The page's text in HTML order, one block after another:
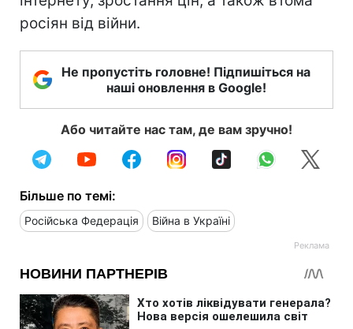
росіян від війни.
Не пропустіть головне! Підпишіться на
наші оновлення в Google!
Або читайте нас там, де вам зручно!
Більше по темі:
Російська Федерація Війна в Україні